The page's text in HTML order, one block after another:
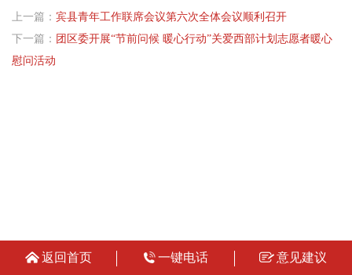
上一篇： 宾县青年工作联席会议第六次全体会议顺利召开
下一篇： 团区委开展“节前问候 暖心行动”关爱西部计划志愿者暖心
慰问活动
返回首页 一键电话 意见建议